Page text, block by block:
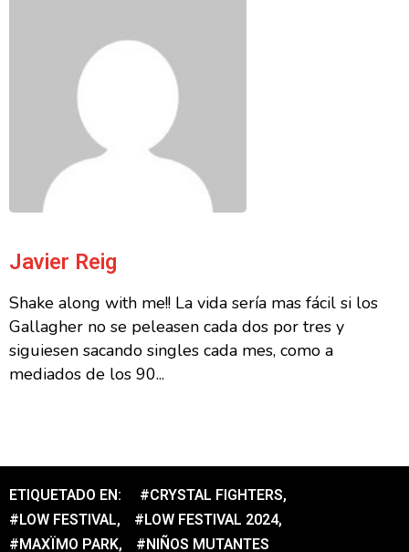
Javier Reig
Shake along with me!! La vida sería mas fácil si los
Gallagher no se peleasen cada dos por tres y
siguiesen sacando singles cada mes, como a
mediados de los 90...
ETIQUETADO EN: #CRYSTAL FIGHTERS,
#LOW FESTIVAL, #LOW FESTIVAL 2024,
#MAXÏMO PARK, #NIÑOS MUTANTES